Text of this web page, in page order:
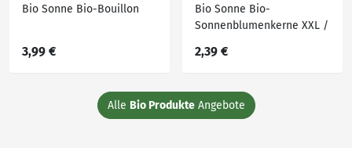
Bio Sonne Bio-Bouillon
3,99 €
Bio Sonne Bio-
Sonnenblumenkerne XXL /
2,39 €
Alle Bio ProdukteAngebote